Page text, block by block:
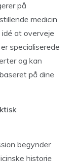
på
medicin
at overveje
specialiserede
og kan
på dine
begynder
historie